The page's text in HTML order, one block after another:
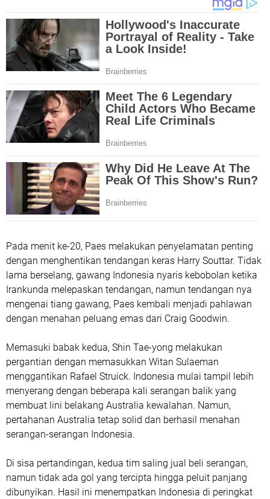
Pada menit ke-20, Paes melakukan penyelamatan penting
dengan menghentikan tendangan keras Harry Souttar. Tidak
lama berselang, gawang Indonesia nyaris kebobolan ketika
Irankunda melepaskan tendangan, namun tendangan nya
mengenai tiang gawang, Paes kembali menjadi pahlawan
dengan menahan peluang emas dari Craig Goodwin.
Memasuki babak kedua, Shin Tae-yong melakukan
pergantian dengan memasukkan Witan Sulaeman
menggantikan Rafael Struick. Indonesia mulai tampil lebih
menyerang dengan beberapa kali serangan balik yang
membuat lini belakang Australia kewalahan. Namun,
pertahanan Australia tetap solid dan berhasil menahan
serangan-serangan Indonesia.
Di sisa pertandingan, kedua tim saling jual beli serangan,
namun tidak ada gol yang tercipta hingga peluit panjang
dibunyikan. Hasil ini menempatkan Indonesia di peringkat